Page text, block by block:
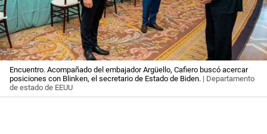
Encuentro. Acompañado del embajador Argüello, Cafiero buscó acercar
posiciones con Blinken, el secretario de Estado de Biden. | Departamento
de estado de EEUU